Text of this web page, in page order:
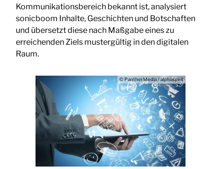
Kommunikationsbereich bekannt ist, analysiert
sonicboom Inhalte, Geschichten und Botschaften
und übersetzt diese nach Maßgabe eines zu
erreichenden Ziels mustergültig in den digitalen
Raum.
© PantherMedia / alphaspirit